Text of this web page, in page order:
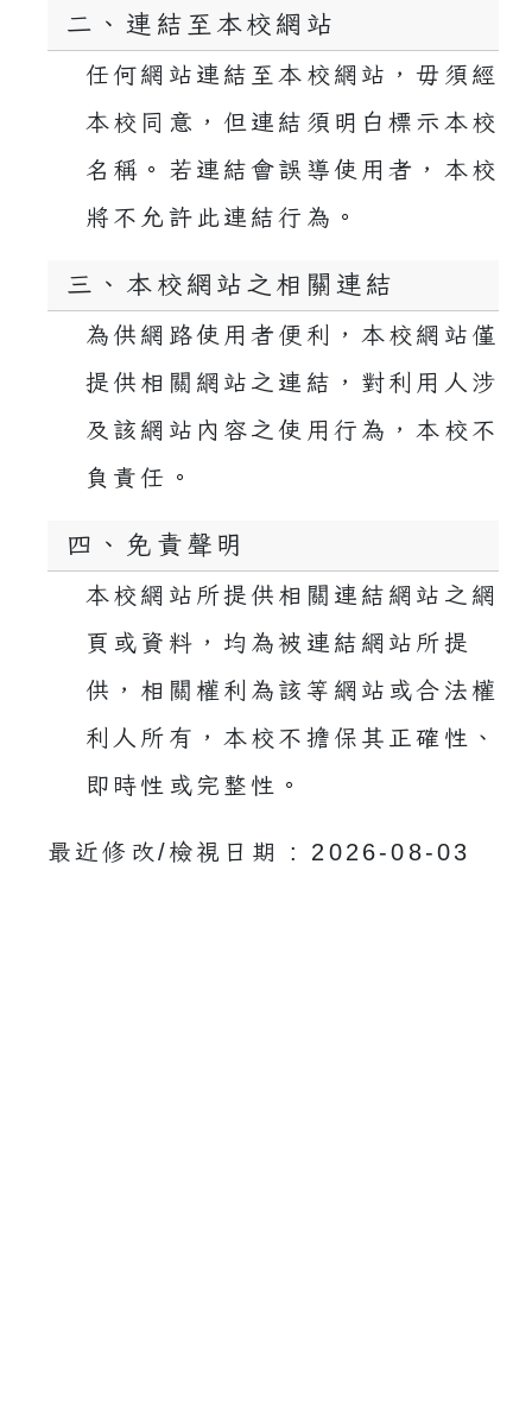
二、連結至本校網站
任何網站連結至本校網站，毋須經
本校同意，但連結須明白標示本校
名稱。若連結會誤導使用者，本校
將不允許此連結行為。
三、本校網站之相關連結
為供網路使用者便利，本校網站僅
提供相關網站之連結，對利用人涉
及該網站內容之使用行為，本校不
負責任。
四、免責聲明
本校網站所提供相關連結網站之網
頁或資料，均為被連結網站所提
供，相關權利為該等網站或合法權
利人所有，本校不擔保其正確性、
即時性或完整性。
最近修改/檢視日期 : 2026-08-03